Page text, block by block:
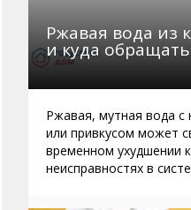
Ржавая вода из
и куда
Ржавая, мутная вода с
или привкусом может
временном ухудшении
неисправностях в